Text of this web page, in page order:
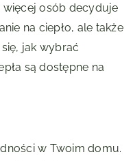
więcej osób decyduje
na ciepło, ale także
jak wybrać
są dostępne na
w Twoim domu.